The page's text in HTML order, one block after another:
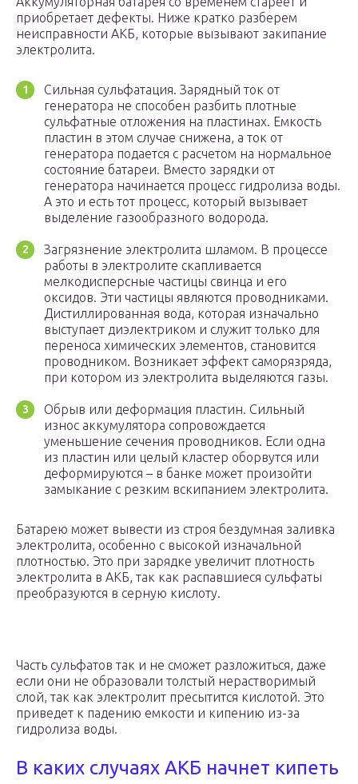
приобретает дефекты. Ниже кратко разберем
неисправности АКБ, которые вызывают закипание
электролита.
Сильная сульфатация. Зарядный ток от
генератора не способен разбить плотные
сульфатные отложения на пластинах. Емкость
пластин в этом случае снижена, а ток от
генератора подается с расчетом на нормальное
состояние батареи. Вместо зарядки от
генератора начинается процесс гидролиза воды.
А это и есть тот процесс, который вызывает
выделение газообразного водорода.
Загрязнение электролита шламом. В процессе
работы в электролите скапливается
мелкодисперсные частицы свинца и его
оксидов. Эти частицы являются проводниками.
Дистиллированная вода, которая изначально
выступает диэлектриком и служит только для
переноса химических элементов, становится
проводником. Возникает эффект саморязряда,
при котором из электролита выделяются газы.
Обрыв или деформация пластин. Сильный
износ аккумулятора сопровождается
уменьшение сечения проводников. Если одна
из пластин или целый кластер оборвутся или
деформируются – в банке может произойти
замыкание с резким вскипанием электролита.
Батарею может вывести из строя бездумная заливка
электролита, особенно с высокой изначальной
плотностью. Это при зарядке увеличит плотность
электролита в АКБ, так как распавшиеся сульфаты
преобразуются в серную кислоту.
Часть сульфатов так и не сможет разложиться, даже
если они не образовали толстый нерастворимый
слой, так как электролит пресытится кислотой. Это
приведет к падению емкости и кипению из-за
гидролиза воды.
В каких случаях АКБ начнет кипеть